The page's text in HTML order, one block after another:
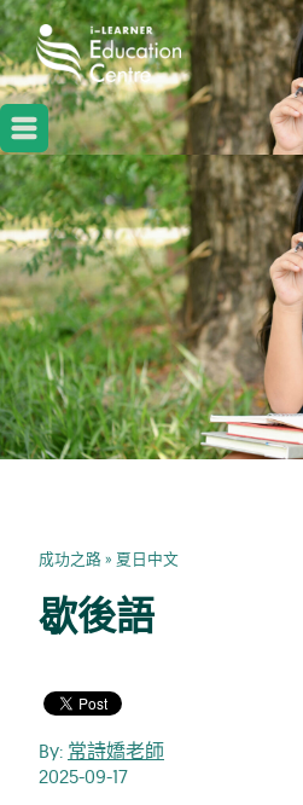
成功之路» 夏日中文
歇後語
By: 常詩嬌老師
2025-09-17